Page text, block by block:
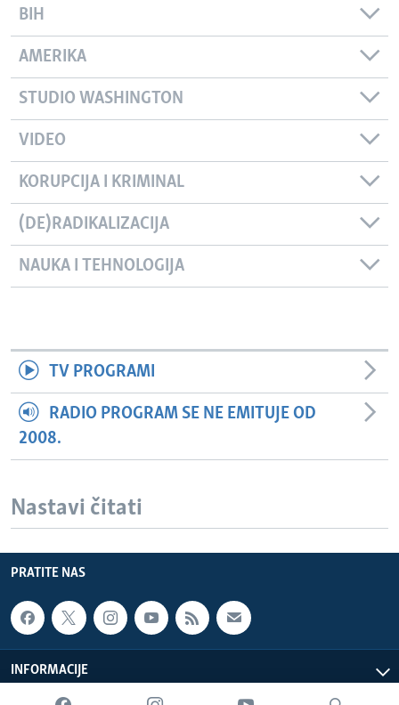
BIH
AMERIKA
STUDIO WASHINGTON
VIDEO
KORUPCIJA I KRIMINAL
(DE)RADIKALIZACIJA
NAUKA I TEHNOLOGIJA
TV PROGRAMI
RADIO PROGRAM SE NE EMITUJE OD
2008.
Nastavi čitati
PRATITE NAS
INFORMACIJE